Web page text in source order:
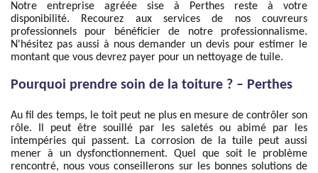
Notre entreprise agréée sise à Perthes reste à votre
disponibilité. Recourez aux services de nos couvreurs
professionnels pour bénéficier de notre professionnalisme.
N'hésitez pas aussi à nous demander un devis pour estimer le
montant que vous devrez payer pour un nettoyage de tuile.
Pourquoi prendre soin de la toiture ? – Perthes
Au fil des temps, le toit peut ne plus en mesure de contrôler son
rôle. Il peut être souillé par les saletés ou abimé par les
intempéries qui passent. La corrosion de la tuile peut aussi
mener à un dysfonctionnement. Quel que soit le problème
rencontré, nous vous conseillerons sur les bonnes solutions de